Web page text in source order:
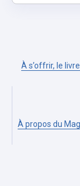
À s’offrir, le
À propos du